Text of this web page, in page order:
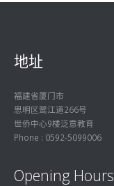
地址
福建省厦门市
思明区鹭江道266号
世侨中心9楼泛意教育
Phone : 0592-5099006
Opening Hours